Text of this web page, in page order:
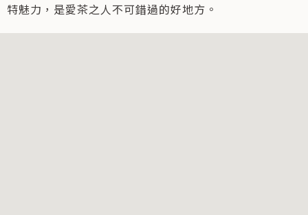
特魅力，是愛茶之人不可錯過的好地方。